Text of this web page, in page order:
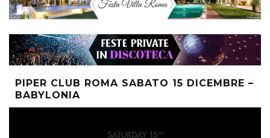
PIPER CLUB ROMA SABATO 15 DICEMBRE –
BABYLONIA